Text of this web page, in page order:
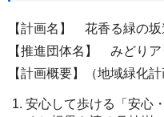
【計画名】 花香る緑の坂
【推進団体名】 みどりア
【計画概要】（地域緑化計
安心して歩ける「安心